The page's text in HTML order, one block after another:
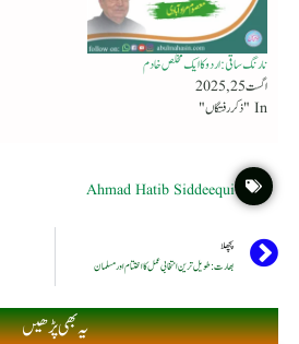
نارنگ ساقی : اردو کا ایک مخلص خادم
اگست 25, 2025
In "ذکر رفتگاں"
Ahmad Hatib Siddeequi
پچھلا
بھارت: طویل ترین انتخابی عمل کا اختتام اور مسلمان
یہ بھی پڑھیں